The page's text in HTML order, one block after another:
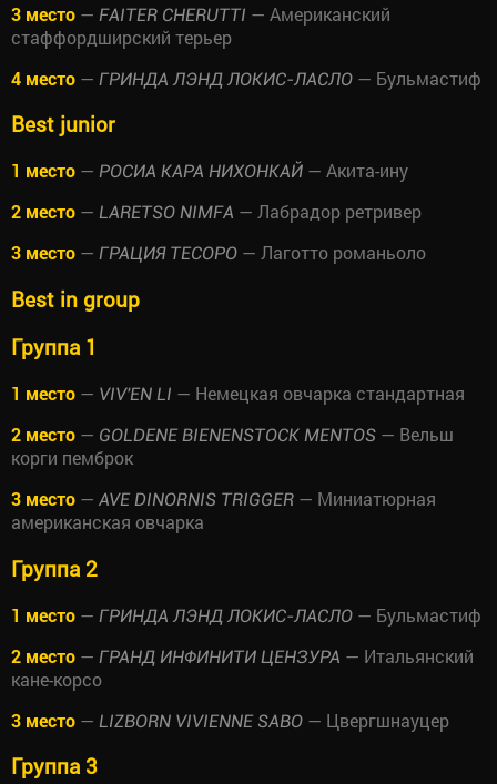
3 место — FAITER CHERUTTI — Американский
стаффордширский терьер
4 место — ГРИНДА ЛЭНД ЛОКИС-ЛАСЛО — Бульмастиф
Best junior
1 место — РОСИА КАРА НИХОНКАЙ — Акита-ину
2 место — LARETSO NIMFA — Лабрадор ретривер
3 место — ГРАЦИЯ ТЕСОРО — Лаготто романьоло
Best in group
Группа 1
1 место — VIV'EN LI — Немецкая овчарка стандартная
2 место — GOLDENE BIENENSTOCK MENTOS — Вельш
корги пемброк
3 место — AVE DINORNIS TRIGGER — Миниатюрная
американская овчарка
Группа 2
1 место — ГРИНДА ЛЭНД ЛОКИС-ЛАСЛО — Бульмастиф
2 место — ГРАНД ИНФИНИТИ ЦЕНЗУРА — Итальянский
кане-корсо
3 место — LIZBORN VIVIENNE SABO — Цвергшнауцер
Группа 3